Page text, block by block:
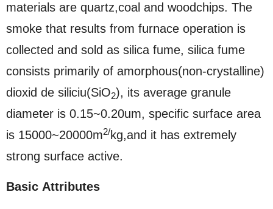
materials are quartz,coal and woodchips. The
smoke that results from furnace operation is
collected and sold as silica fume, silica fume
consists primarily of amorphous(non-crystalline)
dioxid de siliciu(SiO2), its average granule
diameter is 0.15~0.20um, specific surface area
is 15000~20000m2/kg,and it has extremely
strong surface active.
Basic Attributes